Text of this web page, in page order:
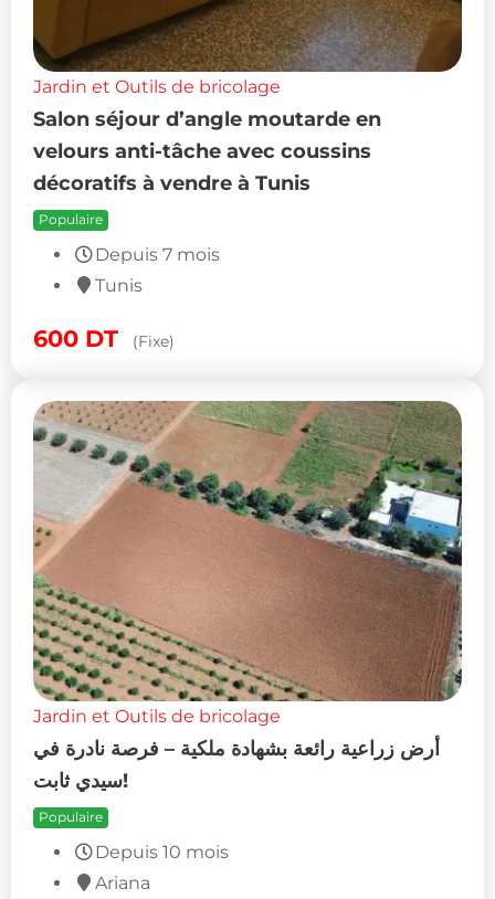
Jardin et Outils de bricolage
Salon séjour d’angle moutarde en
velours anti-tâche avec coussins
décoratifs à vendre à Tunis
Populaire
Depuis 7 mois
Tunis
600 DT (Fixe)
Jardin et Outils de bricolage
أرض زراعية رائعة بشهادة ملكية – فرصة نادرة في
سيدي ثابت!
Populaire
Depuis 10 mois
Ariana